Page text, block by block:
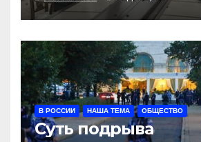
В РОССИИ НАША ТЕМА ОБЩЕСТВО
Суть подрыва